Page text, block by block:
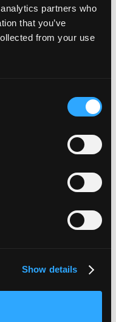
partners who
that you’ve
from your use
Show details